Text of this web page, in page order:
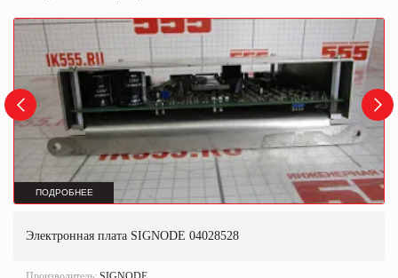
ПОДРОБНЕЕ
Электронная плата SIGNODE 04028528